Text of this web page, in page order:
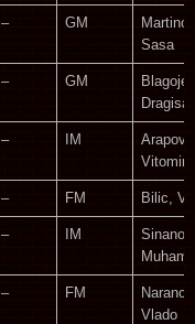
– GM
Sasa
– GM
Dragisa
– IM
Vitomir
– FM Bilic,
– IM
– FM
Vlado